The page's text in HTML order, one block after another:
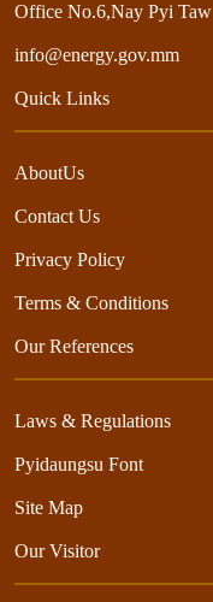
Office No.6,Nay Pyi Taw
info@energy.gov.mm
Quick Links
AboutUs
Contact Us
Privacy Policy
Terms & Conditions
Our References
Laws & Regulations
Pyidaungsu Font
Site Map
Our Visitor